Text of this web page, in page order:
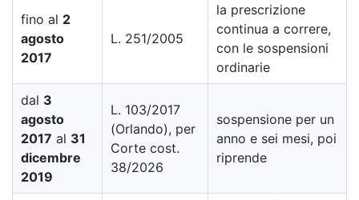
fino al 2
agosto
2017
L. 251/2005
la prescrizione
continua a correre,
con le sospensioni
ordinarie
dal 3
agosto
2017 al 31
dicembre
2019
L. 103/2017
(Orlando), per
Corte cost.
38/2026
sospensione per un
anno e sei mesi, poi
riprende